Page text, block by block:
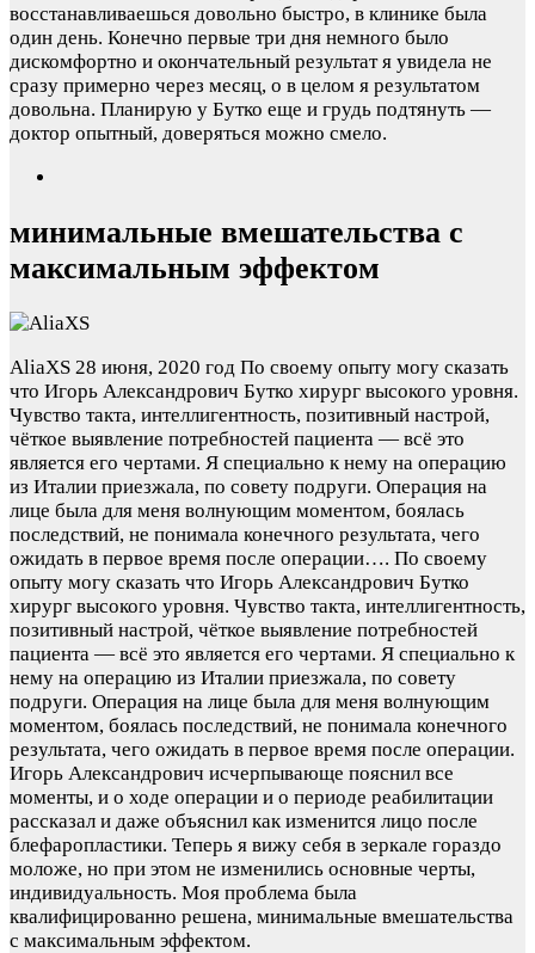
восстанавливаешься довольно быстро, в клинике была
один день. Конечно первые три дня немного было
дискомфортно и окончательный результат я увидела не
сразу примерно через месяц, о в целом я результатом
довольна. Планирую у Бутко еще и грудь подтянуть —
доктор опытный, доверяться можно смело.
минимальные вмешательства с
максимальным эффектом
AliaXS 28 июня, 2020 год По своему опыту могу сказать
что Игорь Александрович Бутко хирург высокого уровня.
Чувство такта, интеллигентность, позитивный настрой,
чёткое выявление потребностей пациента — всё это
является его чертами. Я специально к нему на операцию
из Италии приезжала, по совету подруги. Операция на
лице была для меня волнующим моментом, боялась
последствий, не понимала конечного результата, чего
ожидать в первое время после операции…. По своему
опыту могу сказать что Игорь Александрович Бутко
хирург высокого уровня. Чувство такта, интеллигентность,
позитивный настрой, чёткое выявление потребностей
пациента — всё это является его чертами. Я специально к
нему на операцию из Италии приезжала, по совету
подруги. Операция на лице была для меня волнующим
моментом, боялась последствий, не понимала конечного
результата, чего ожидать в первое время после операции.
Игорь Александрович исчерпывающе пояснил все
моменты, и о ходе операции и о периоде реабилитации
рассказал и даже объяснил как изменится лицо после
блефаропластики. Теперь я вижу себя в зеркале гораздо
моложе, но при этом не изменились основные черты,
индивидуальность. Моя проблема была
квалифицированно решена, минимальные вмешательства
с максимальным эффектом.